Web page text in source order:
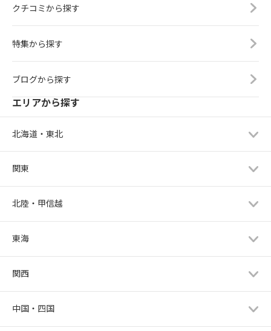
クチコミから探す
特集から探す
ブログから探す
エリアから探す
北海道・東北
関東
北陸・甲信越
東海
関西
中国・四国